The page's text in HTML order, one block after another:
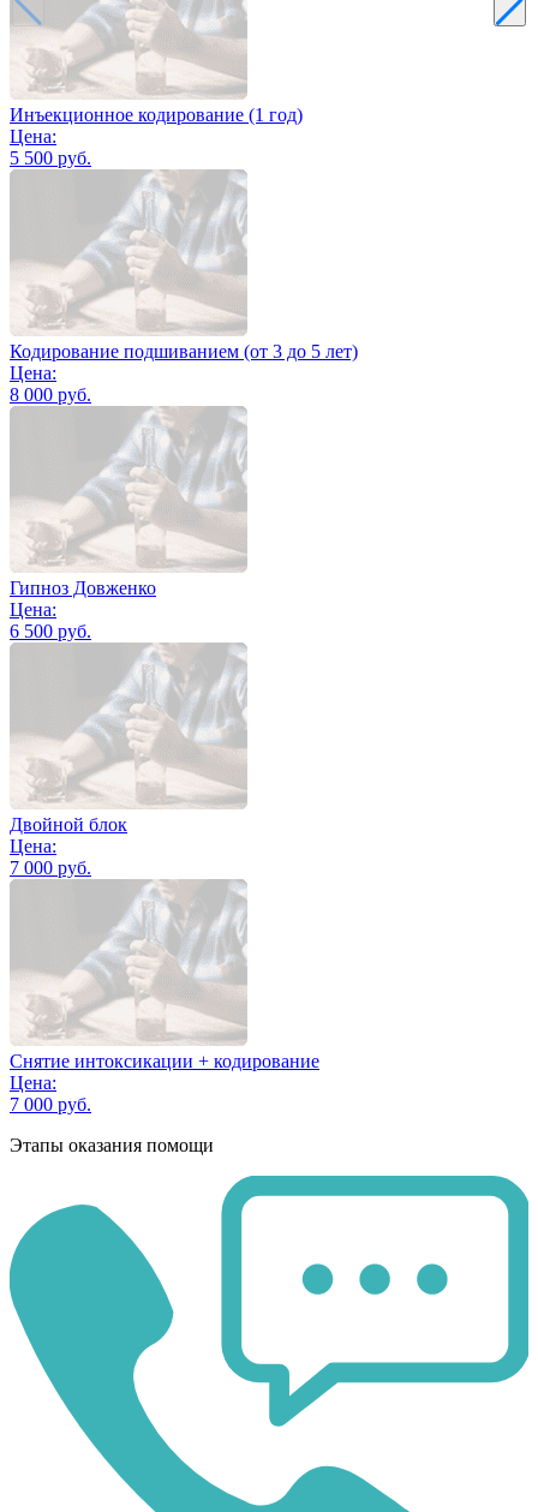
Инъекционное кодирование (1 год)
Цена:
5 500 руб.
Кодирование подшиванием (от 3 до 5 лет)
Цена:
8 000 руб.
Гипноз Довженко
Цена:
6 500 руб.
Двойной блок
Цена:
7 000 руб.
Снятие интоксикации + кодирование
Цена:
7 000 руб.
Этапы оказания помощи